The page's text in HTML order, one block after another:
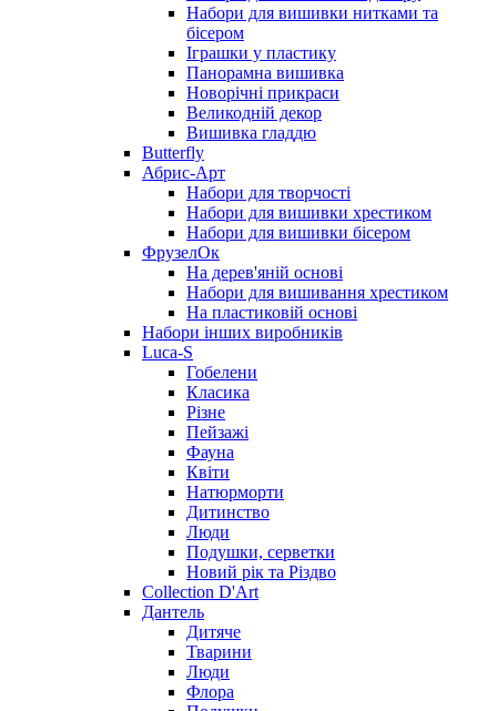
Набори для вишивки нитками та
бісером
Іграшки у пластику
Панорамна вишивка
Новорічні прикраси
Великодній декор
Вишивка гладдю
Butterfly
Абрис-Арт
Набори для творчості
Набори для вишивки хрестиком
Набори для вишивки бісером
ФрузелОк
На дерев'яній основі
Набори для вишивання хрестиком
На пластиковій основі
Набори інших виробників
Luca-S
Гобелени
Класика
Різне
Пейзажі
Фауна
Квіти
Натюрморти
Дитинство
Люди
Подушки, серветки
Новий рік та Різдво
Collection D'Art
Дантель
Дитяче
Тварини
Люди
Флора